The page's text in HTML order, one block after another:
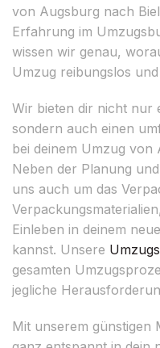
von Augsburg nach
Erfahrung im
wissen wir genau,
Umzug reibungslos
Wir bieten dir nicht nur
sondern auch einen
bei deinem Umzug von
Neben der Planung
uns auch um das
Einleben in deinem
kannst. Unsere
gesamten
jegliche
Mit unserem günstigen